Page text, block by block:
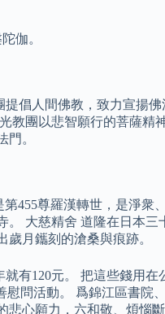
伽。
倡人間佛教，致力宣揚
教團以悲智願行的菩薩
門。
455尊羅漢轉世，是淨
大慈精舍 道隆在日本
月鑴刻的滄桑與痕跡。
有120元。 把這些錢用
問活動。 爲錦江區書
心願力，六和敬、煩惱